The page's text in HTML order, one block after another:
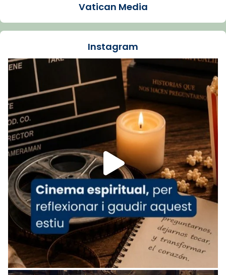
La Carmina va patir depressió. Fa gairebé
dos mesos, a l'Estadi Lluís Companys, la
Recupera l'entrevista comp
Vatican
tican News 👇
www.vaticannews.va/es/iglesia/news/2026-
07/carmina-historia-depresion-papa-viaje-
espana-testimoni...
Foto
View on Facebook · Share
Arquebisbat de Barcelona
1 week ago
«Avui les santes Juliana i Semproniana ens
ajuden a alçar la mirada»
Mons. Sergi Gordo, bisbe de Tortosa, ha
presidit aquest 27 de juliol la missa de Les
Santes de Mataró.
Vatican Media
Instagram